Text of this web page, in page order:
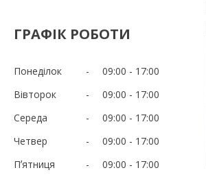
ГРАФІК РОБОТИ
Понеділок 09:00
17:00
Вівторок
09:00
17:00
Середа
09:00
17:00
Четвер
09:00
17:00
Пʼятниця
09:00
17:00